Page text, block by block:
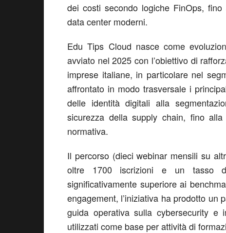
dei costi secondo logiche FinOps, fino
data center moderni.
EduTips Cloud nasce come
avviato nel 2025 con l’obiettivo di
imprese italiane, in particolare nel
affrontato in modo trasversale i
delle identità digitali alla
sicurezza della supply chain, fino
normativa.
Il percorso (dieci webinar mensili su
oltre 1700 iscrizioni e un tasso
significativamente superiore ai
engagement, l’iniziativa ha prodotto un
guida operativa sulla cybersecurity
utilizzati come base per attività di